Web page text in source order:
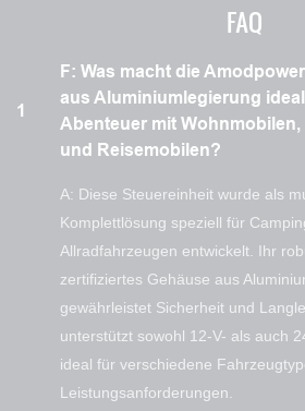
FAQ
1
F: Was macht die
aus Aluminiumlegierung
Abenteuer mit Wohnmobilen,
und Reisemobilen?
A: Diese Steuereinheit wurde als
Komplettlösung speziell für
Allradfahrzeugen entwickelt. Ihr
zertifiziertes Gehäuse aus
gewährleistet Sicherheit und
unterstützt sowohl 12-V- als auch
ideal für verschiedene
Leistungsanforderungen.